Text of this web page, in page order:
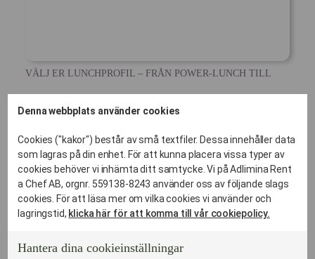
VÄLJ ER LUNCHPROFIL – FRÅN POWER-LUNCH TILL
Lunchkoncept som
matchar er dagordning
Vi erbjuder tre olika nivåer av affärsluncher beroende på
syfte och tidsram:
Fokus: Effektivitet och energi.
Denna webbplats använder cookies
Cookies ("kakor") består av små textfiler. Dessa innehåller data
som lagras på din enhet. För att kunna placera vissa typer av
cookies behöver vi inhämta ditt samtycke. Vi på Adlimina Rent
a Chef AB, orgnr. 559138-8243 använder oss av följande slags
cookies. För att läsa mer om vilka cookies vi använder och
lagringstid, klicka här för att komma till vår cookiepolicy.
Hantera dina cookieinställningar